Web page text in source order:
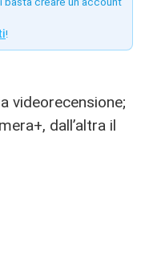
!
videorecensione;
dall’altra il